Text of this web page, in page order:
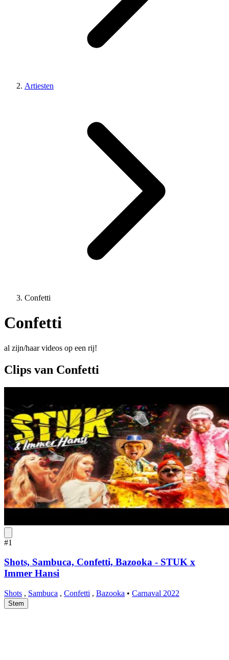
Artiesten
Confetti
Confetti
al zijn/haar videos op een rij!
Clips van Confetti
#1
Shots, Sambuca, Confetti, Bazooka - STUK x
Immer Hansi
Shots , Sambuca , Confetti , Bazooka • Carnaval 2022
Stem